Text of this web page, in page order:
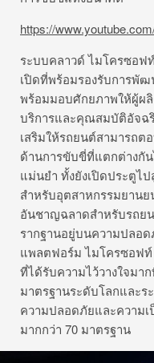
https://
ระบบคลาวด์ ไมโครซอฟ
เปิดที่พร้อมรองรับการพั
พร้อมมอบศักยภาพให้ผู้ผ
บริการและคุณสมบัติอัจฉ
เสริมให้รถยนต์สามารถต
ด้านการขับขี่ที่แตกต่างกั
แม่นยำ ทั้งยังเปิดประตูไ
สำหรับอุตสาหกรรมยาน
อันชาญฉลาดสำหรับรถย
รากฐานอยู่บนความปลอ
แพลตฟอร์ม ไมโครซอฟท์
ที่ได้รับความไว้วางใจมา
มาตรฐานระดับโลกและ
ความปลอดภัยและความ
มากกว่า 70 มาตรฐาน